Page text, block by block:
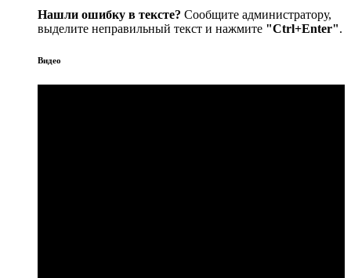
Нашли ошибку в тексте? Сообщите администратору,
выделите неправильный текст и нажмите "Ctrl+Enter".
Видео